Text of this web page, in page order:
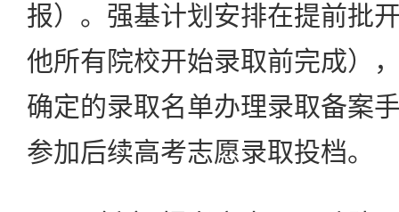
报）。强基计划安排在提前批
他所有院校开始录取前完成）
确定的录取名单办理录取备案
参加后续高考志愿录取投档。